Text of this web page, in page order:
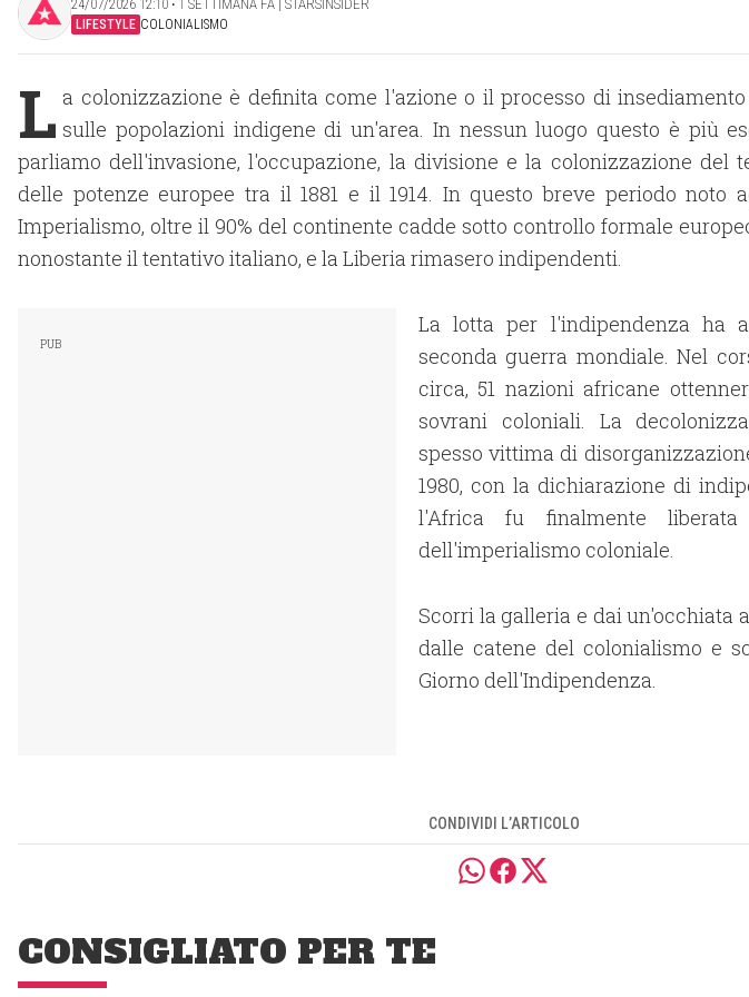
24/07/2026 12:10 ‧ 1 SETTIMANA FA | STARSINSIDER
LIFESTYLE COLONIALISMO
L a colonizzazione è definita come l'azione o il processo di
sulle popolazioni indigene di un'area. In nessun luogo questo è più
parliamo dell'invasione, l'occupazione, la divisione e la colonizzazione del
delle potenze europee tra il 1881 e il 1914. In questo breve periodo noto
Imperialismo, oltre il 90% del continente cadde sotto controllo formale
nonostante il tentativo italiano, e la Liberia rimasero indipendenti.
La lotta per l'indipendenza ha
seconda guerra mondiale. Nel
circa, 51 nazioni africane
sovrani coloniali. La
spesso vittima di
1980, con la dichiarazione di
l'Africa fu finalmente
dell'imperialismo coloniale.
Scorri la galleria e dai un'occhiata
dalle catene del colonialismo e
Giorno dell'Indipendenza.
CONDIVIDI L’ARTICOLO
CONSIGLIATO PER TE